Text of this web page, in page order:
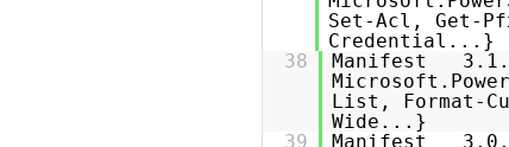
Set-Acl, Get-
38
Manifest
List, Format-
39
Manifest